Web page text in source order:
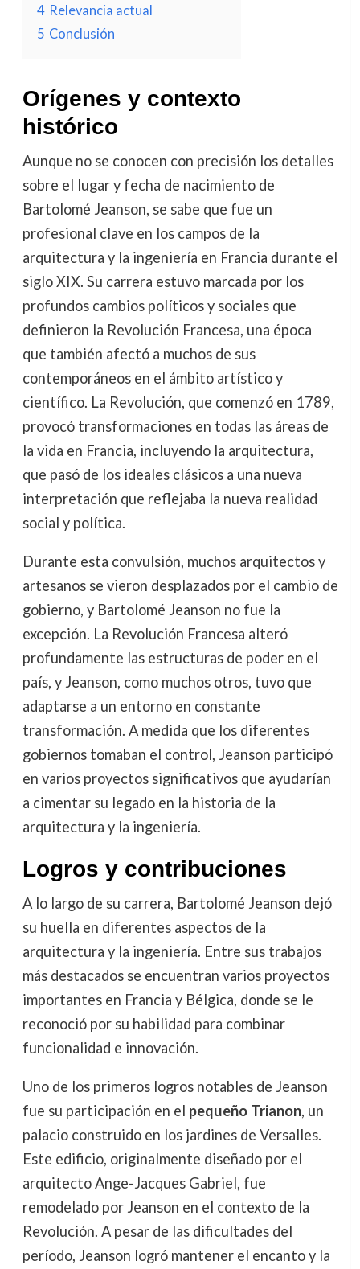
4 Relevancia actual
5 Conclusión
Orígenes y contexto
histórico
Aunque no se conocen con precisión los detalles
sobre el lugar y fecha de nacimiento de
Bartolomé Jeanson, se sabe que fue un
profesional clave en los campos de la
arquitectura y la ingeniería en Francia durante el
siglo XIX. Su carrera estuvo marcada por los
profundos cambios políticos y sociales que
definieron la Revolución Francesa, una época
que también afectó a muchos de sus
contemporáneos en el ámbito artístico y
científico. La Revolución, que comenzó en 1789,
provocó transformaciones en todas las áreas de
la vida en Francia, incluyendo la arquitectura,
que pasó de los ideales clásicos a una nueva
interpretación que reflejaba la nueva realidad
social y política.
Durante esta convulsión, muchos arquitectos y
artesanos se vieron desplazados por el cambio de
gobierno, y Bartolomé Jeanson no fue la
excepción. La Revolución Francesa alteró
profundamente las estructuras de poder en el
país, y Jeanson, como muchos otros, tuvo que
adaptarse a un entorno en constante
transformación. A medida que los diferentes
gobiernos tomaban el control, Jeanson participó
en varios proyectos significativos que ayudarían
a cimentar su legado en la historia de la
arquitectura y la ingeniería.
Logros y contribuciones
A lo largo de su carrera, Bartolomé Jeanson dejó
su huella en diferentes aspectos de la
arquitectura y la ingeniería. Entre sus trabajos
más destacados se encuentran varios proyectos
importantes en Francia y Bélgica, donde se le
reconoció por su habilidad para combinar
funcionalidad e innovación.
Uno de los primeros logros notables de Jeanson
fue su participación en el pequeño Trianon, un
palacio construido en los jardines de Versalles.
Este edificio, originalmente diseñado por el
arquitecto Ange-Jacques Gabriel, fue
remodelado por Jeanson en el contexto de la
Revolución. A pesar de las dificultades del
período, Jeanson logró mantener el encanto y la